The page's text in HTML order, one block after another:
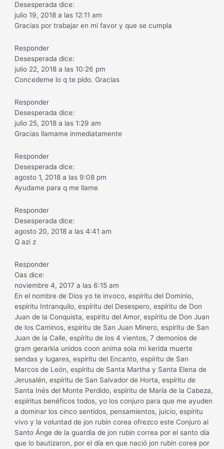
Desesperada dice:
julio 19, 2018 a las 12:11 am
Gracias por trabajar en mi favor y que se cumpla
Responder
Desesperada dice:
julio 22, 2018 a las 10:26 pm
Concedeme lo q te pido. Gracias
Responder
Desesperada dice:
julio 25, 2018 a las 1:29 am
Gracias llamame inmediatamente
Responder
Desesperada dice:
agosto 1, 2018 a las 9:08 pm
Ayudame para q me llame
Responder
Desesperada dice:
agosto 20, 2018 a las 4:41 am
Q azi z
Responder
Oas dice:
noviembre 4, 2017 a las 6:15 am
En el nombre de Dios yo te invoco, espíritu del Dominio,
espíritu Intranquilo, espíritu del Desespero, espíritu de Don
Juan de la Conquista, espíritu del Amor, espíritu de Don Juan
de los Caminos, espíritu de San Juan Minero, espíritu de San
Juan de la Calle, espíritu de los 4 vientos, 7 demonios de
gram gerarkia unidos coon anima sola mi kerida muerte
sendas y lugares, espíritu del Encanto, espíritu de San
Marcos de León, espíritu de Santa Martha y Santa Elena de
Jerusalén, espíritu de San Salvador de Horta, espíritu de
Santa Inés del Monte Perdido, espíritu de María de la Cabeza,
espíritus benéficos todos, yo los conjuro para que me ayuden
a dominar los cinco sentidos, pensamientos, juicio, espíritu
vivo y la voluntad de jon rubin corea ofrezco este Conjuro al
Santo Ánge de la guardia de jon rubin correa por el santo día
que lo bautizaron, por el día en que nació jon rubin corea por